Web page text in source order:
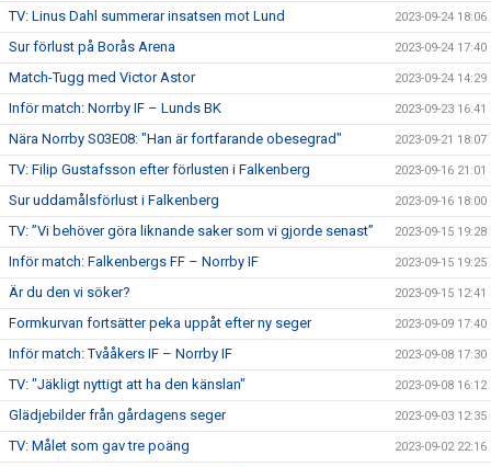
TV: Linus Dahl summerar insatsen mot Lund 2023-09-24 18:06
Sur förlust på Borås Arena 2023-09-24 17:40
Match-Tugg med Victor Astor 2023-09-24 14:29
Inför match: Norrby IF – Lunds BK 2023-09-23 16:41
Nära Norrby S03E08: "Han är fortfarande obesegrad" 2023-09-21 18:07
TV: Filip Gustafsson efter förlusten i Falkenberg 2023-09-16 21:01
Sur uddamålsförlust i Falkenberg 2023-09-16 18:00
TV: ”Vi behöver göra liknande saker som vi gjorde senast” 2023-09-15 19:28
Inför match: Falkenbergs FF – Norrby IF 2023-09-15 19:25
Är du den vi söker? 2023-09-15 12:41
Formkurvan fortsätter peka uppåt efter ny seger 2023-09-09 17:40
Inför match: Tvååkers IF – Norrby IF 2023-09-08 17:30
TV: "Jäkligt nyttigt att ha den känslan" 2023-09-08 16:12
Glädjebilder från gårdagens seger 2023-09-03 12:35
TV: Målet som gav tre poäng 2023-09-02 22:16